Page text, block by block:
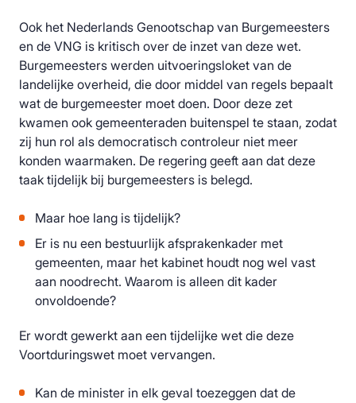
Ook het Nederlands Genootschap van Burgemeesters
en de VNG is kritisch over de inzet van deze wet.
Burgemeesters werden uitvoeringsloket van de
landelijke overheid, die door middel van regels bepaalt
wat de burgemeester moet doen. Door deze zet
kwamen ook gemeenteraden buitenspel te staan, zodat
zij hun rol als democratisch controleur niet meer
konden waarmaken. De regering geeft aan dat deze
taak tijdelijk bij burgemeesters is belegd.
Maar hoe lang is tijdelijk?
Er is nu een bestuurlijk afsprakenkader met
gemeenten, maar het kabinet houdt nog wel vast
aan noodrecht. Waarom is alleen dit kader
onvoldoende?
Er wordt gewerkt aan een tijdelijke wet die deze
Voortduringswet moet vervangen.
Kan de minister in elk geval toezeggen dat de